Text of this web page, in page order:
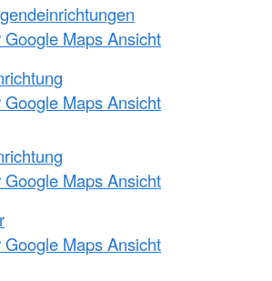
Google Maps Ansicht
Google Maps Ansicht
Google Maps Ansicht
Google Maps Ansicht